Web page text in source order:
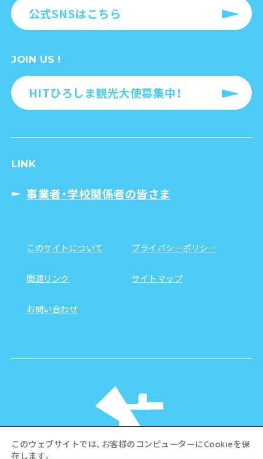
公式SNSはこちら
JOIN US !
HITひろしま観光大使募集中！
LINK
事業者・学校関係者の皆さま
このサイトについて プライバシーポリシー
関連リンク サイトマップ
お問い合わせ
このウェブサイトでは、お客様のコンピューターにCookieを保
存します。